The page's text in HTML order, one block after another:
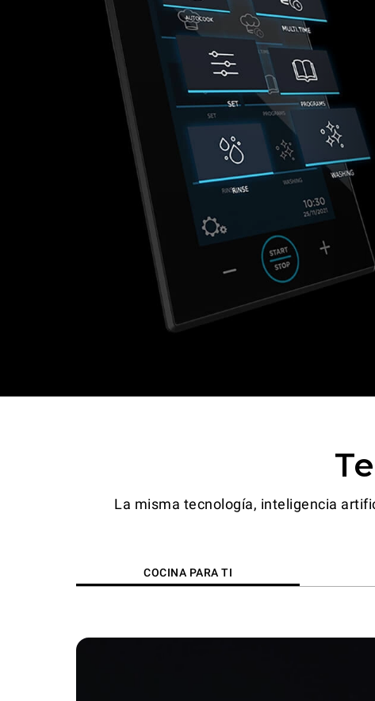
La misma tecnología, inteligencia
COCINA PARA TI